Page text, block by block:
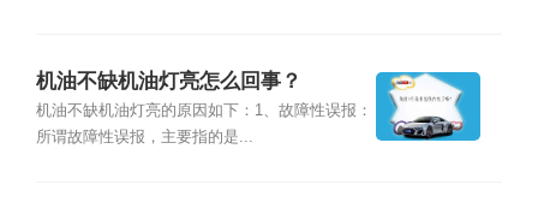
机油不缺机油灯亮怎么回事？
机油不缺机油灯亮的原因如下：1、故障性误报：
所谓故障性误报，主要指的是...